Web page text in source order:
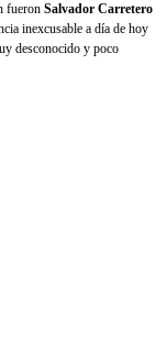
fueron Salvador Carretero
inexcusable a día de hoy
desconocido y poco